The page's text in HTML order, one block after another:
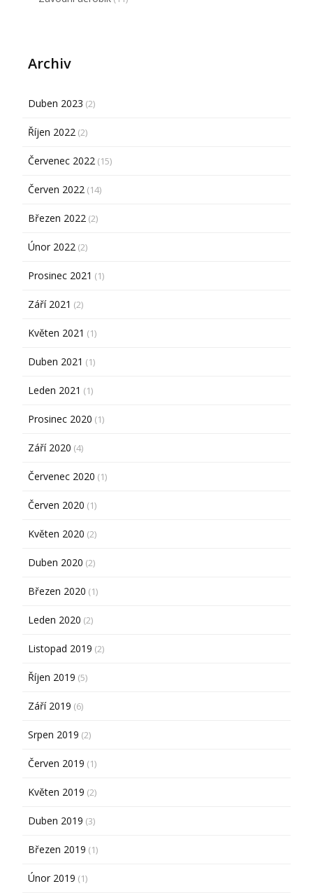
Archiv
Duben 2023 (2)
Říjen 2022 (2)
Červenec 2022 (15)
Červen 2022 (14)
Březen 2022 (2)
Únor 2022 (2)
Prosinec 2021 (1)
Září 2021 (2)
Květen 2021 (1)
Duben 2021 (1)
Leden 2021 (1)
Prosinec 2020 (1)
Září 2020 (4)
Červenec 2020 (1)
Červen 2020 (1)
Květen 2020 (2)
Duben 2020 (2)
Březen 2020 (1)
Leden 2020 (2)
Listopad 2019 (2)
Říjen 2019 (5)
Září 2019 (6)
Srpen 2019 (2)
Červen 2019 (1)
Květen 2019 (2)
Duben 2019 (3)
Březen 2019 (1)
Únor 2019 (1)